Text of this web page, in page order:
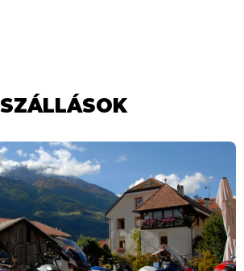
SZÁLLÁSOK